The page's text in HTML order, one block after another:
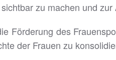
zu machen und
Förderung des
der Frauen zu